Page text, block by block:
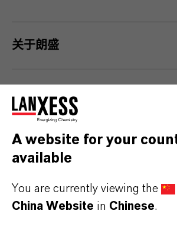
关于朗盛
Information for editors:
be found at http://press.lanxess.com.
Board of Management and other LANXESS
A website for your
available
You are currently viewing the
China Website in Chinese.